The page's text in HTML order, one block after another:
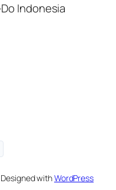
Indonesia
Designed withWordPress